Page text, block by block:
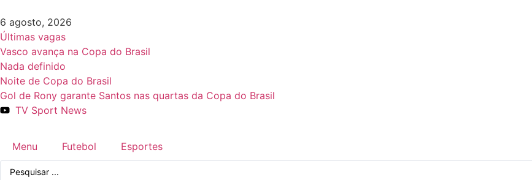
6 agosto, 2026
Últimas vagas
Vasco avança na Copa do Brasil
Nada definido
Noite de Copa do Brasil
Gol de Rony garante Santos nas quartas da Copa do Brasil
TV Sport News
Menu Futebol Esportes